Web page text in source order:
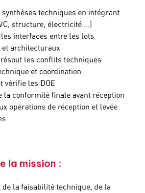
synthèses techniques en intégrant
structure, électricité …)
les interfaces entre les lots
architecturaux
les conflits techniques
et coordination
vérifie les DOE
la conformité finale avant réception
opérations de réception et levée
la mission :
de la faisabilité technique, de la